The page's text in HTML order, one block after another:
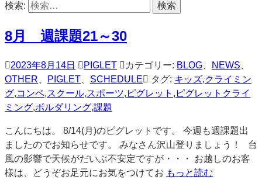
検索:
8月 週課題21～30
2023年8月14日 PIGLET カテゴリー: BLOG NEWS
OTHER
PIGLET SCHEDULE タグ: キッズ,クライミン
グ,コンペ,スクール,スポーツ, ピグレット , ピグレットクライ
ミング,ボルダリング,課題
こんにちは。 8/14(月)のピグレットです。 今週も週課題出
ましたのでお知らせです。 みなさん沢山登りましょう！ 台
風の影響で天候がだいぶ不安定ですが・・・ お越しのお客
様は、どうぞお足元にお気をつけてお もっと読む